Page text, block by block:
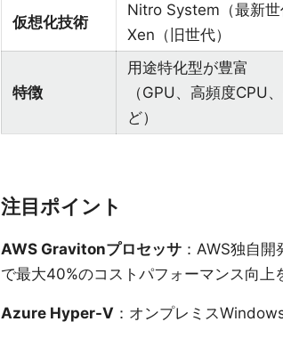
仮想化技術
Nitro System（最新世
Xen（旧世代）
特徴
用途特化型が豊富
（GPU、高頻度CPU
ど）
注目ポイント
AWS Gravitonプロセッサ ：AWS独自
で最大40%のコストパフォーマンス向上
Azure Hyper-V ：オンプレミス